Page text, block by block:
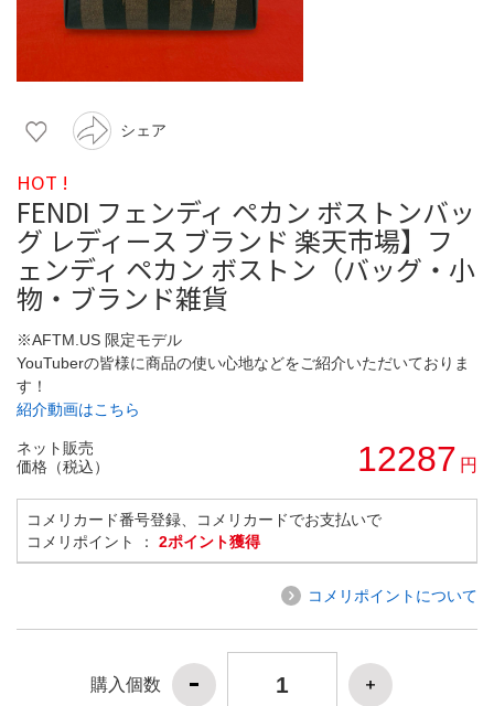
シェア
HOT !
FENDI フェンディ ペカン ボストンバッ
グ レディース ブランド 楽天市場】フ
ェンディ ペカン ボストン（バッグ・小
物・ブランド雑貨
※AFTM.US 限定モデル
YouTuberの皆様に商品の使い心地などをご紹介いただいておりま
す！
紹介動画はこちら
ネット販売
価格（税込）
12287 円
コメリカード番号登録、コメリカードでお支払いで
コメリポイント ： 2ポイント獲得
コメリポイントについて
購入個数